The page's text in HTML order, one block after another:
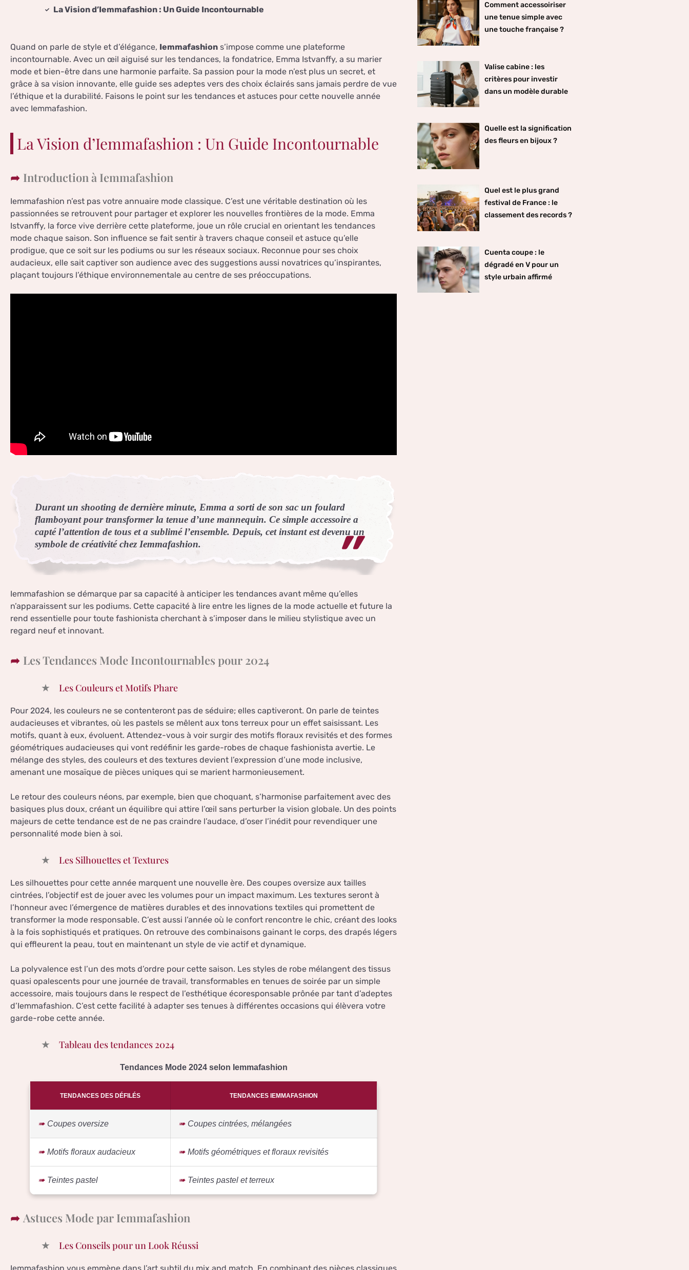
La Vision d’Iemmafashion : Un Guide Incontournable
Quand on parle de style et d’élégance, Iemmafashion s’impose comme une plateforme
incontournable. Avec un œil aiguisé sur les tendances, la fondatrice, Emma Istvanffy, a su marier
mode et bien-être dans une harmonie parfaite. Sa passion pour la mode n’est plus un secret, et
grâce à sa vision innovante, elle guide ses adeptes vers des choix éclairés sans jamais perdre de vue
l’éthique et la durabilité. Faisons le point sur les tendances et astuces pour cette nouvelle année
avec Iemmafashion.
La Vision d’Iemmafashion : Un Guide Incontournable
Introduction à Iemmafashion
Iemmafashion n’est pas votre annuaire mode classique. C’est une véritable destination où les
passionnées se retrouvent pour partager et explorer les nouvelles frontières de la mode. Emma
Istvanffy, la force vive derrière cette plateforme, joue un rôle crucial en orientant les tendances
mode chaque saison. Son influence se fait sentir à travers chaque conseil et astuce qu’elle
prodigue, que ce soit sur les podiums ou sur les réseaux sociaux. Reconnue pour ses choix
audacieux, elle sait captiver son audience avec des suggestions aussi novatrices qu’inspirantes,
plaçant toujours l’éthique environnementale au centre de ses préoccupations.
Durant un shooting de dernière minute, Emma a sorti de son sac un foulard
flamboyant pour transformer la tenue d’une mannequin. Ce simple accessoire a
capté l’attention de tous et a sublimé l’ensemble. Depuis, cet instant est devenu un
symbole de créativité chez Iemmafashion.
Iemmafashion se démarque par sa capacité à anticiper les tendances avant même qu’elles
n’apparaissent sur les podiums. Cette capacité à lire entre les lignes de la mode actuelle et future la
rend essentielle pour toute fashionista cherchant à s’imposer dans le milieu stylistique avec un
regard neuf et innovant.
Les Tendances Mode Incontournables pour 2024
Les Couleurs et Motifs Phare
Pour 2024, les couleurs ne se contenteront pas de séduire; elles captiveront. On parle de teintes
audacieuses et vibrantes, où les pastels se mêlent aux tons terreux pour un effet saisissant. Les
motifs, quant à eux, évoluent. Attendez-vous à voir surgir des motifs floraux revisités et des formes
géométriques audacieuses qui vont redéfinir les garde-robes de chaque fashionista avertie. Le
mélange des styles, des couleurs et des textures devient l’expression d’une mode inclusive,
amenant une mosaïque de pièces uniques qui se marient harmonieusement.
Le retour des couleurs néons, par exemple, bien que choquant, s’harmonise parfaitement avec des
basiques plus doux, créant un équilibre qui attire l’œil sans perturber la vision globale. Un des points
majeurs de cette tendance est de ne pas craindre l’audace, d’oser l’inédit pour revendiquer une
personnalité mode bien à soi.
Les Silhouettes et Textures
Les silhouettes pour cette année marquent une nouvelle ère. Des coupes oversize aux tailles
cintrées, l’objectif est de jouer avec les volumes pour un impact maximum. Les textures seront à
l’honneur avec l’émergence de matières durables et des innovations textiles qui promettent de
transformer la mode responsable. C’est aussi l’année où le confort rencontre le chic, créant des looks
à la fois sophistiqués et pratiques. On retrouve des combinaisons gainant le corps, des drapés légers
qui effleurent la peau, tout en maintenant un style de vie actif et dynamique.
La polyvalence est l’un des mots d’ordre pour cette saison. Les styles de robe mélangent des tissus
quasi opalescents pour une journée de travail, transformables en tenues de soirée par un simple
accessoire, mais toujours dans le respect de l’esthétique écoresponsable prônée par tant d’adeptes
d’Iemmafashion. C’est cette facilité à adapter ses tenues à différentes occasions qui élèvera votre
garde-robe cette année.
Tableau des tendances 2024
Tendances Mode 2024 selon Iemmafashion
TENDANCES DES DÉFILÉS TENDANCES IEMMAFASHION
Coupes oversize Coupes cintrées, mélangées
Motifs floraux audacieux Motifs géométriques et floraux revisités
Teintes pastel Teintes pastel et terreux
Astuces Mode par Iemmafashion
Les Conseils pour un Look Réussi
Comment accessoiriser
une tenue simple avec
une touche française ?
Valise cabine : les
critères pour investir
dans un modèle durable
Quelle est la signification
des fleurs en bijoux ?
Quel est le plus grand
festival de France : le
classement des records ?
Cuenta coupe : le
dégradé en V pour un
style urbain affirmé